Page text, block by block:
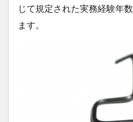
じて規定された実務経験年
ます。